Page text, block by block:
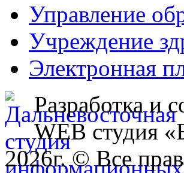
Управление
Учреждение
Электронная
Разработка и
WEB студия
2026г. © Все